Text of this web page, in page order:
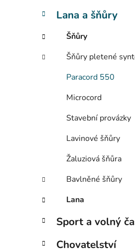
n
l
Lana a šňůry
Šňůry
Šňůry pletené
Paracord 550
Microcord
Stavební provázky
Lavinové šňůry
Žaluziová šňůra
Bavlněné šňůry
Lana
Sport a volný
Chovatelství